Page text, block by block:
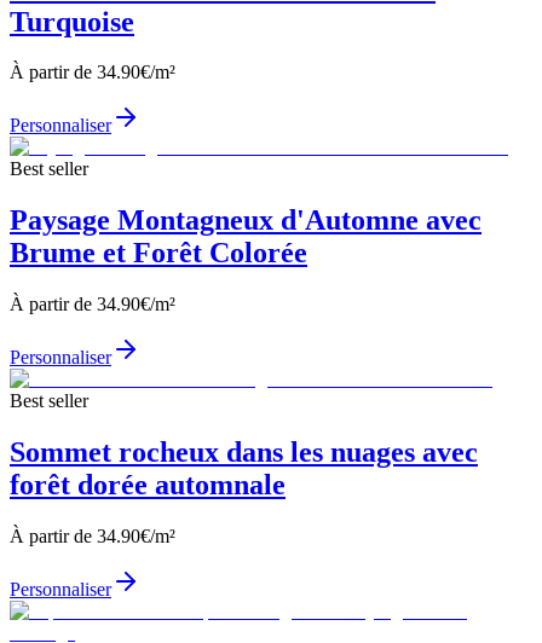
Turquoise
À partir de 34.90€/m²
Personnaliser
Best seller
Paysage Montagneux d'Automne avec
Brume et Forêt Colorée
À partir de 34.90€/m²
Personnaliser
Best seller
Sommet rocheux dans les nuages avec
forêt dorée automnale
À partir de 34.90€/m²
Personnaliser